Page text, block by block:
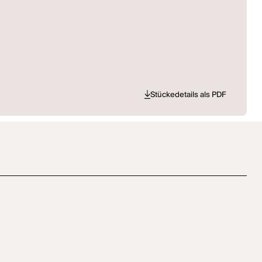
Stückedetails als PDF